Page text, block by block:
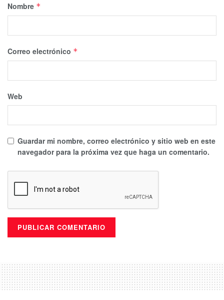
Nombre *
Correo electrónico *
Web
Guardar mi nombre, correo electrónico y sitio web en este
navegador para la próxima vez que haga un comentario.